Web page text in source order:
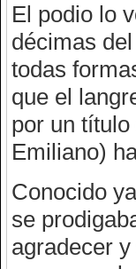
El podio lo
décimas
todas
que el
por un
Emiliano)
Conocido
se
agradecer